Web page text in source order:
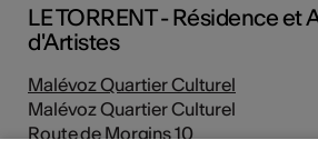
LE TORRENT - Résidence et
d'Artistes
Malévoz Quartier Culturel
Malévoz Quartier Culturel
Route de Morgins 10